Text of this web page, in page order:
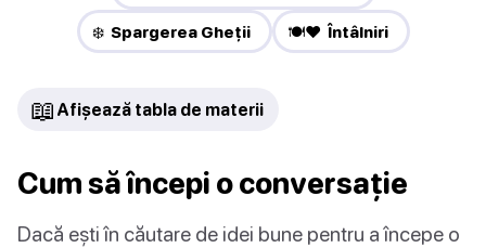
❄️ Spargerea Gheții 🍽️❤️ Întâlniri
📖 Afișează tabla de materii
Cum să începi o conversație
Dacă ești în căutare de idei bune pentru a începe o